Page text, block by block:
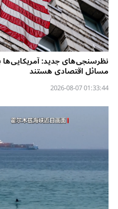
نظرسنجی‌‌های جدید: آمریکایی‌ها
مسائل اقتصادی هستند
01:33:44 2026-08-07